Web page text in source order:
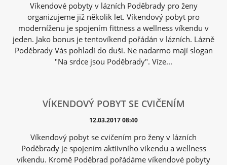
Víkendové pobyty v lázních Poděbrady pro ženy
organizujeme již několik let. Víkendový pobyt pro
moderníženu je spojením fittness a wellness víkendu v
jeden. Jako bonus je tentovíkend pořádán v lázních. Lázně
Poděbrady Vás pohladí do duši. Ne nadarmo mají slogan
"Na srdce jsou Poděbrady". Víze...
VÍKENDOVÝ POBYT SE CVIČENÍM
12.03.2017 08:40
Víkendový pobyt se cvičením pro ženy v lázních
Poděbrady je spojením aktiivního víkendu a wellness
víkendu. Kromě Poděbrad pořádáme víkendové pobyty